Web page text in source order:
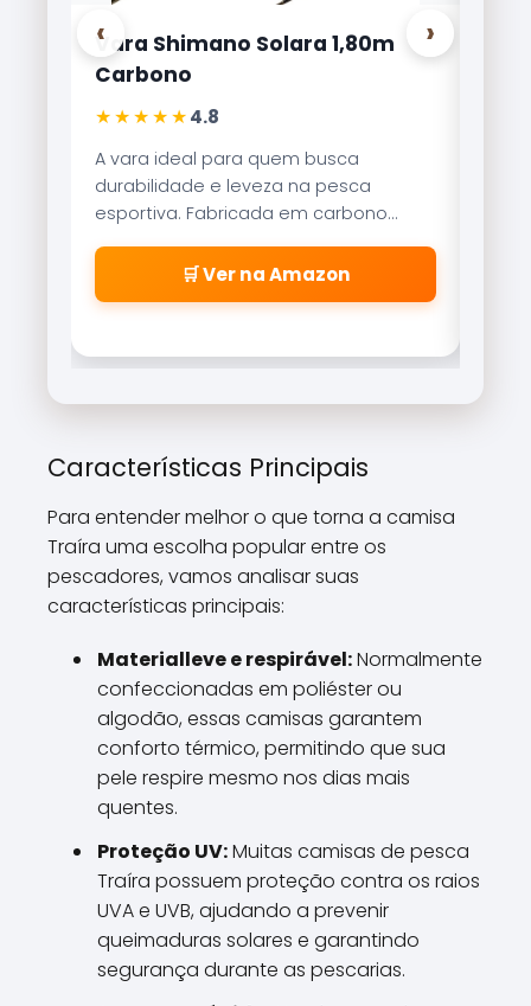
‹
Vara Shimano Solara 1,80m
Carbono
★★★★★4.8
A vara ideal para quem busca
durabilidade e leveza na pesca
esportiva. Fabricada em carbono
aeroglass, oferece sensibilidade
incrível para fisgadas precisas.
🛒 Ver na Amazon
›
Características Principais
Para entender melhor o que torna a camisa
Traíra uma escolha popular entre os
pescadores, vamos analisar suas
características principais:
Materialleve e respirável:Normalmente
confeccionadas em poliéster ou
algodão, essas camisas garantem
conforto térmico, permitindo que sua
pele respire mesmo nos dias mais
quentes.
Proteção UV:Muitas camisas de pesca
Traíra possuem proteção contra os raios
UVA e UVB, ajudando a prevenir
queimaduras solares e garantindo
segurança durante as pescarias.